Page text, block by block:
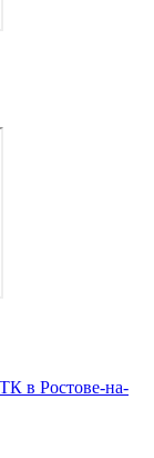
в Ростове-на-